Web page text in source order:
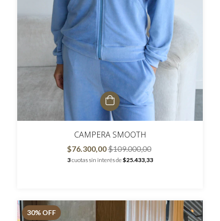
CAMPERA SMOOTH
$76.300,00$109.000,00
3cuotas sin interés de$25.433,33
30% OFF